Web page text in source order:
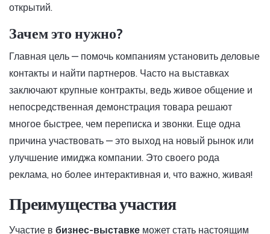
открытий.
Зачем это нужно?
Главная цель — помочь компаниям установить деловые
контакты и найти партнеров. Часто на выставках
заключают крупные контракты, ведь живое общение и
непосредственная демонстрация товара решают
многое быстрее, чем переписка и звонки. Еще одна
причина участвовать — это выход на новый рынок или
улучшение имиджа компании. Это своего рода
реклама, но более интерактивная и, что важно, живая!
Преимущества участия
Участие в бизнес-выставке может стать настоящим